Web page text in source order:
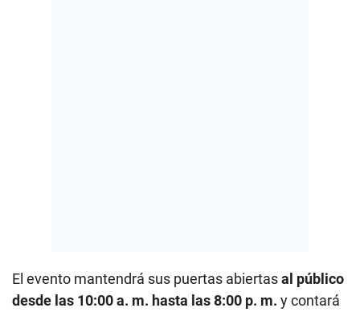
El evento mantendrá sus puertas abiertasal público
desde las 10:00 a. m. hasta las 8:00 p. m. y contará